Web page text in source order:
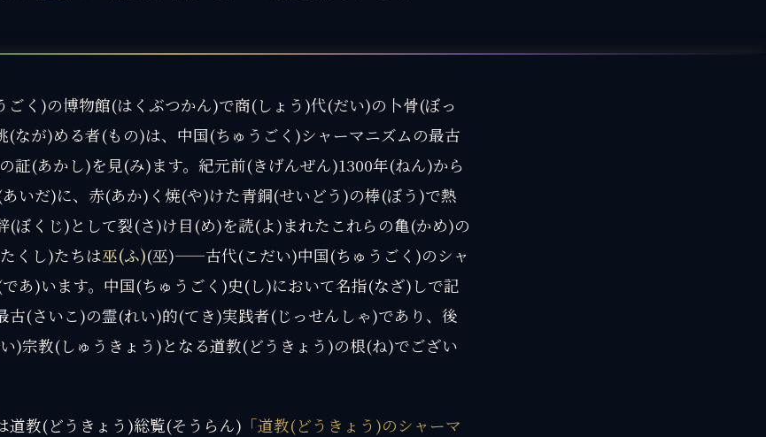
ごく)の博物館(はくぶつかん)で商(しょう)代(だい)の卜骨(ぼっ
(なが)める者(もの)は、中国(ちゅうごく)シャーマニズムの最古
証(あかし)を見(み)ます。紀元前(きげんぜん)1300年(ねん)から
いだ)に、赤(あか)く焼(や)けた青銅(せいどう)の棒(ぼう)で熱
(ぼくじ)として裂(さ)け目(め)を読(よ)まれたこれらの亀(かめ)の
くし)たちは巫(ふ)(巫)——古代(こだい)中国(ちゅうごく)のシャ
あ)います。中国(ちゅうごく)史(し)において名指(なざ)しで記
古(さいこ)の霊(れい)的(てき)実践者(じっせんしゃ)であり、後
)宗教(しゅうきょう)となる道教(どうきょう)の根(ね)でござい
道教(どうきょう)総覧(そうらん) 「道教(どうきょう)のシャーマ